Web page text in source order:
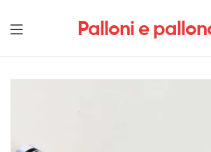
Palloni e
Menu